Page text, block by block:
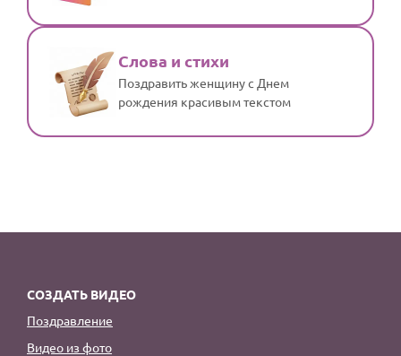
Слова и стихи
Поздравить женщину с Днем
рождения красивым текстом
СОЗДАТЬ ВИДЕО
Поздравление
Видео из фото